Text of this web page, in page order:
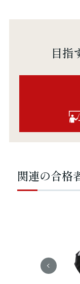
目指
関連の合格